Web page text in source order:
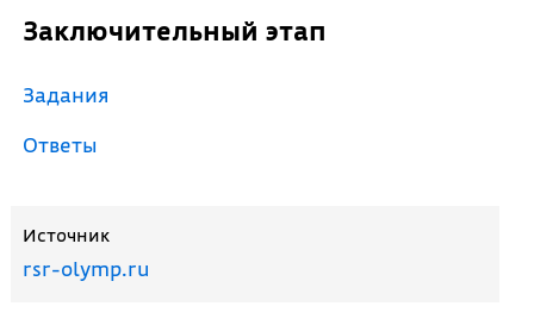
Заключительный этап
Задания
Ответы
Источник
rsr-olymp.ru